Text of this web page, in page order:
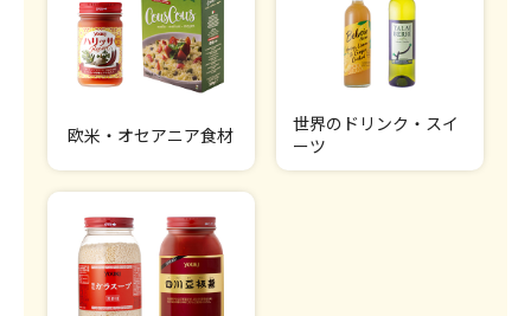
欧米・オセアニア食材
世界のドリンク・スイ
ーツ